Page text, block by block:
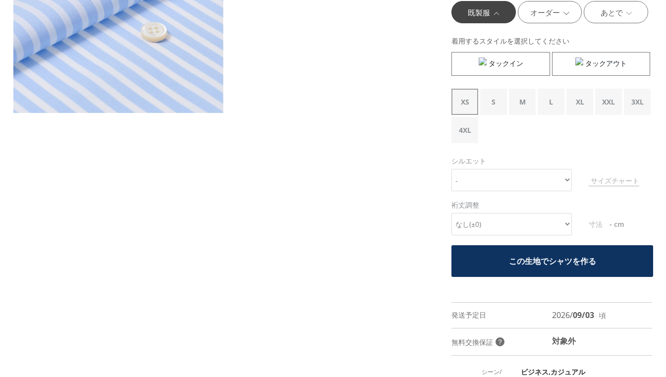
既製服 オーダー あとで
着用するスタイルを選択してください
タックイン タックアウト
XS S M L XL XXL 3XL
4XL
シルエット
サイズチャート
裄丈調整
寸法 -cm
この生地でシャツを作る
発送予定日 2026/09/03 頃
無料交換保証 ？ 対象外
シーン/ ビジネス,カジュアル